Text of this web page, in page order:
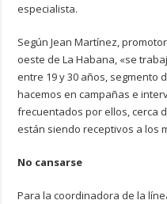
especialista.
Según Jean Martínez,
oeste de La Habana, «se
entre 19 y 30 años, segmento
hacemos en campañas e
frecuentados por ellos, cerca
están siendo receptivos a los
No cansarse
Para la coordinadora de la